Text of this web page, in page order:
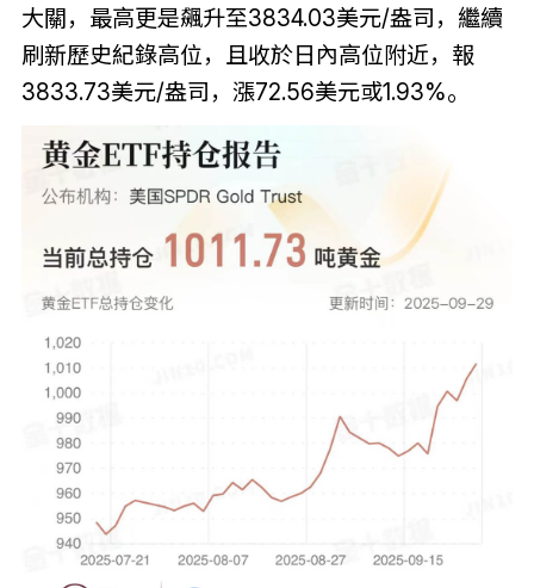
大關，最高更是飆升至3834.03美元/盎司，繼續
刷新歷史紀錄高位，且收於日內高位附近，報
3833.73美元/盎司，漲72.56美元或1.93%。